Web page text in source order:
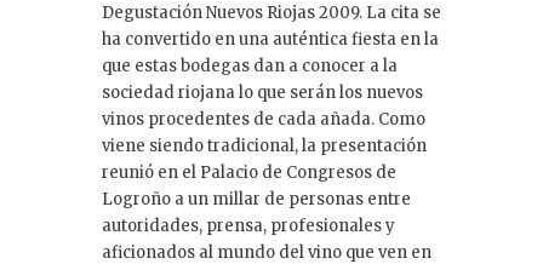
Degustación Nuevos Riojas 2009. La cita se
ha convertido en una auténtica fiesta en la
que estas bodegas dan a conocer a la
sociedad riojana lo que serán los nuevos
vinos procedentes de cada añada. Como
viene siendo tradicional, la presentación
reunió en el Palacio de Congresos de
Logroño a un millar de personas entre
autoridades, prensa, profesionales y
aficionados al mundo del vino que ven en